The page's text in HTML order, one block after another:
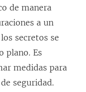
de manera
a un
secretos se
plano. Es
medidas para
seguridad.